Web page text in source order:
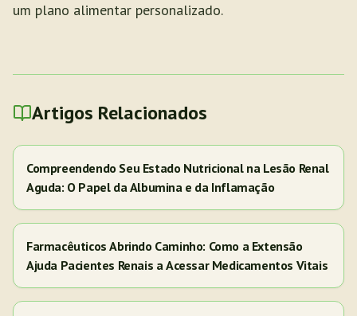
um plano alimentar personalizado.
Artigos Relacionados
Compreendendo Seu Estado Nutricional na Lesão Renal
Aguda: O Papel da Albumina e da Inflamação
Farmacêuticos Abrindo Caminho: Como a Extensão
Ajuda Pacientes Renais a Acessar Medicamentos Vitais